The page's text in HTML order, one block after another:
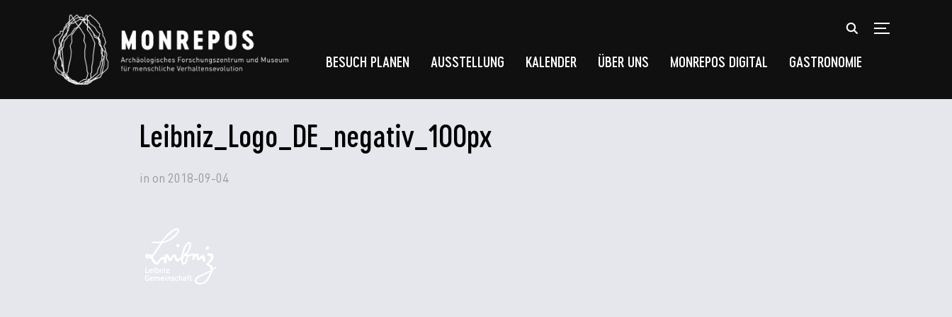
BESUCH PLANEN AUSSTELLUNG KALENDER ÜBER UNS MONREPOS DIGITAL GASTRONOMIE
Leibniz_Logo_DE_negativ_100px
in on 2018-09-04